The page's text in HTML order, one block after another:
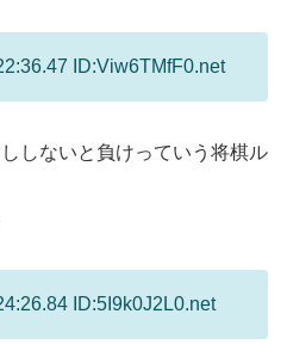
ID:Viw6TMfF0.net
しないと負けっていう将棋ル
ID:5I9k0J2L0.net